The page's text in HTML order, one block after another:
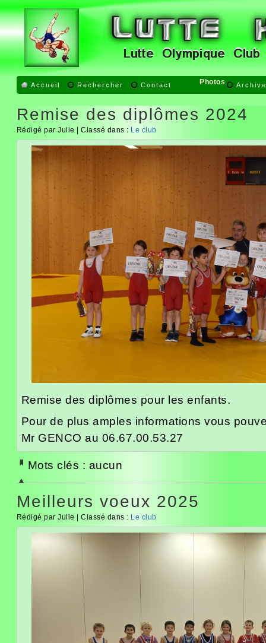
Accueil Rechercher Contact Photos
Remise des diplômes 2024
Rédigé par Julie | Classé dans : Le club
Remise des diplômes pour les enfants.
Pour de plus amples informations vous
Mr GENCO au 06.67.00.53.27
Mots clés : aucun
Meilleurs voeux 2025
Rédigé par Julie | Classé dans : Le club